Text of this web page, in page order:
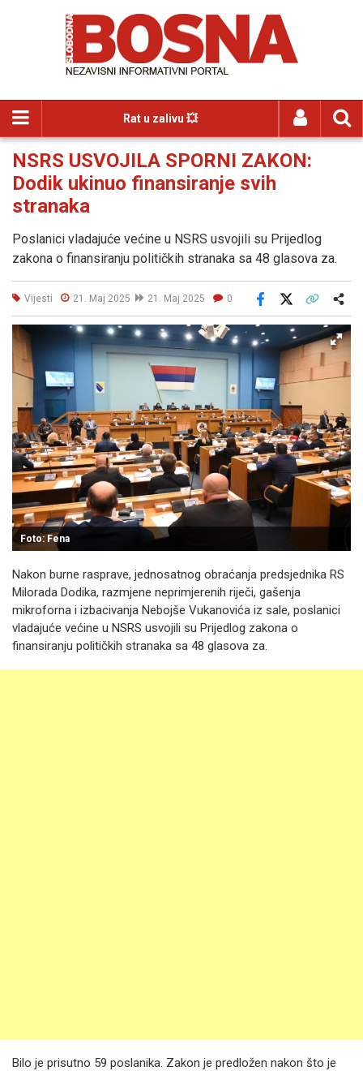
Rat u zalivu 💥
NSRS USVOJILA SPORNI ZAKON:
Dodik ukinuo finansiranje svih
stranaka
Poslanici vladajuće većine u NSRS usvojili su Prijedlog
zakona o finansiranju političkih stranaka sa 48 glasova za.
Vijesti 21. Maj 2025 21. Maj 2025 0
Facebook
Foto: Fena
Nakon burne rasprave, jednosatnog obraćanja predsjednika RS
Milorada Dodika, razmjene neprimjerenih riječi, gašenja
mikroforna i izbacivanja Nebojše Vukanovića iz sale, poslanici
vladajuće većine u NSRS usvojili su Prijedlog zakona o
finansiranju političkih stranaka sa 48 glasova za.
Bilo je prisutno 59 poslanika. Zakon je predložen nakon što je